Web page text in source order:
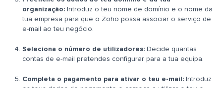
organização: Introduz o teu nome de domínio e o nome da
tua empresa para que o Zoho possa associar o serviço de
e-mail ao teu negócio.
Seleciona o número de utilizadores: Decide quantas
contas de e-mail pretendes configurar para a tua equipa.
Completa o pagamento para ativar o teu e-mail: Introduz